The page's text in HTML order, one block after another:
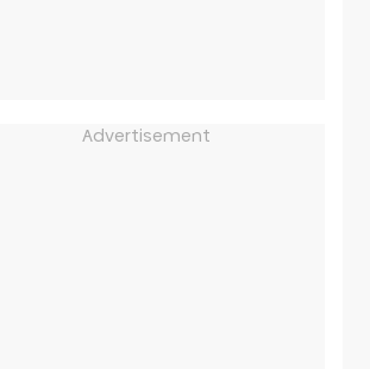
Advertisement